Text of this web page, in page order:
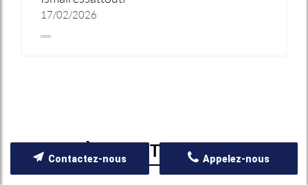
17/02/2026
OÙ NOUS TROUVER ?Appelez-nous
Contactez-nous